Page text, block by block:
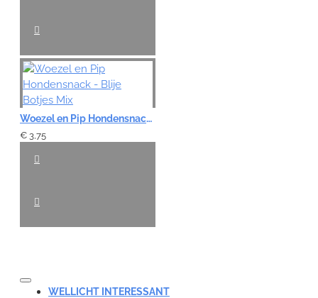
Woezel en Pip Hondensnack - Blije Botjes Mix
€ 3,75
WELLICHT INTERESSANT